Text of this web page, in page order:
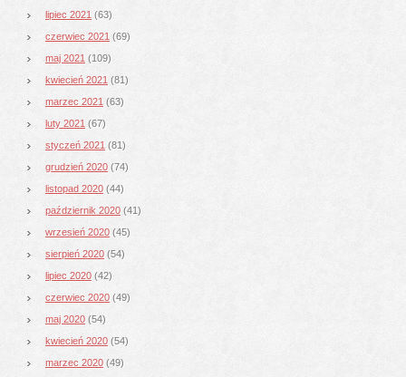
lipiec 2021 (63)
czerwiec 2021 (69)
maj 2021 (109)
kwiecień 2021 (81)
marzec 2021 (63)
luty 2021 (67)
styczeń 2021 (81)
grudzień 2020 (74)
listopad 2020 (44)
październik 2020 (41)
wrzesień 2020 (45)
sierpień 2020 (54)
lipiec 2020 (42)
czerwiec 2020 (49)
maj 2020 (54)
kwiecień 2020 (54)
marzec 2020 (49)